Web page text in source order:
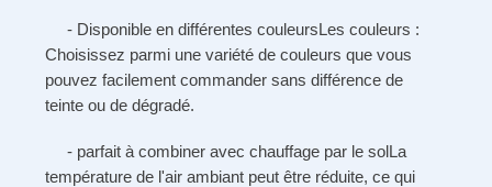
- Disponible en différentes couleursLes couleurs :
Choisissez parmi une variété de couleurs que vous
pouvez facilement commander sans différence de
teinte ou de dégradé.
- parfait à combiner avecchauffage par le solLa
température de l'air ambiant peut être réduite, ce qui